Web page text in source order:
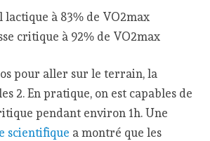
lactique à 83% de VO2max
critique à 92% de VO2max
pour aller sur le terrain, la
2. En pratique, on est capables de
pendant environ 1h. Une
scientifique a montré que les